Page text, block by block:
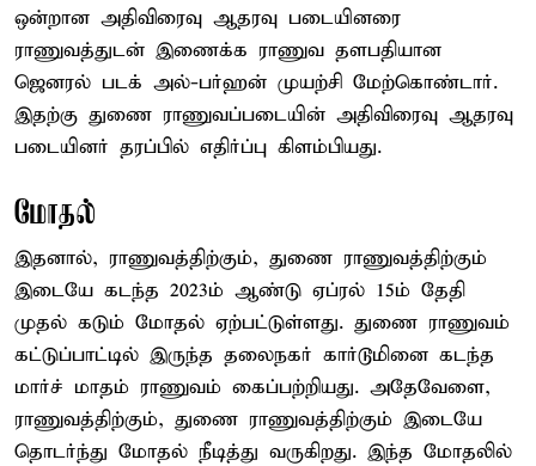
ஒன்றான அதிவிரைவு ஆதரவு படையினரை
ராணுவத்துடன் இணைக்க ராணுவ தளபதியான
ஜெனரல் படக் அல்-பர்ஹன் முயற்சி மேற்கொண்டார்.
இதற்கு துணை ராணுவப்படையின் அதிவிரைவு ஆதரவு
படையினர் தரப்பில் எதிர்ப்பு கிளம்பியது.
மோதல்
இதனால், ராணுவத்திற்கும், துணை ராணுவத்திற்கும்
இடையே கடந்த 2023ம் ஆண்டு ஏப்ரல் 15ம் தேதி
முதல் கடும் மோதல் ஏற்பட்டுள்ளது. துணை ராணுவம்
கட்டுப்பாட்டில் இருந்த தலைநகர் கார்டூமினை கடந்த
மார்ச் மாதம் ராணுவம் கைப்பற்றியது. அதேவேளை,
ராணுவத்திற்கும், துணை ராணுவத்திற்கும் இடையே
தொடர்ந்து மோதல் நீடித்து வருகிறது. இந்த மோதலில்